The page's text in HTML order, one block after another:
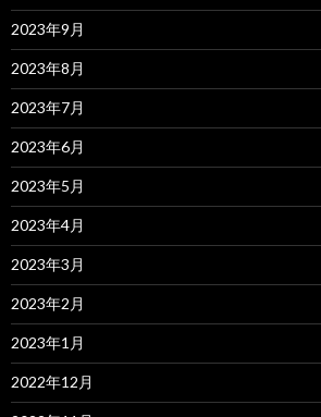
2023年9月
2023年8月
2023年7月
2023年6月
2023年5月
2023年4月
2023年3月
2023年2月
2023年1月
2022年12月